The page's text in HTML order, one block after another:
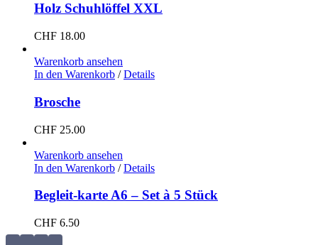
Holz Schuhlöffel XXL
CHF 18.00
Warenkorb ansehen
In den Warenkorb / Details
Brosche
CHF 25.00
Warenkorb ansehen
In den Warenkorb / Details
Begleit-karte A6 – Set à 5 Stück
CHF 6.50